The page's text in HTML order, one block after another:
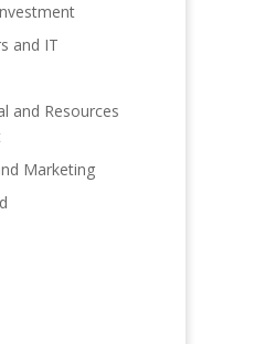
and IT
and Resources
Marketing